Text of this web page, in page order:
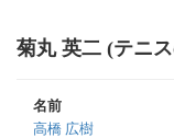
菊丸 英二 (テニ
名前
高橋 広樹